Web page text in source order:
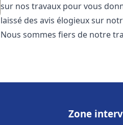
sur nos travaux pour vous
laissé des avis élogieux sur
Nous sommes fiers de notre
Zone